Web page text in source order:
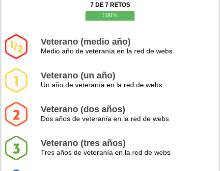
7 DE 7 RETOS
100%
Veterano (medio año)
Medio año de veteranía en la red de webs
Veterano (un año)
Un año de veteranía en la red de webs
Veterano (dos años)
Dos años de veteranía en la red de webs
Veterano (tres años)
Tres años de veteranía en la red de webs